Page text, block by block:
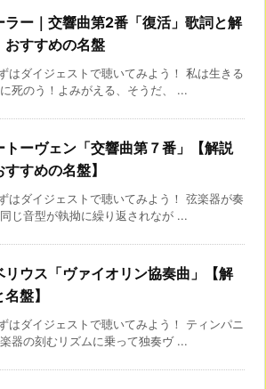
ラー｜交響曲第2番「復活」歌詞と解
おすすめの名盤
はダイジェストで聴いてみよう！ 私は生きる
死のう！よみがえる、そうだ、 ...
トーヴェン「交響曲第７番」【解説
すすめの名盤】
はダイジェストで聴いてみよう！ 弦楽器が奏
じ音型が執拗に繰り返されなが ...
リウス「ヴァイオリン協奏曲」【解
盤】
はダイジェストで聴いてみよう！ ティンパニ
器の刻むリズムに乗って独奏ヴ ...